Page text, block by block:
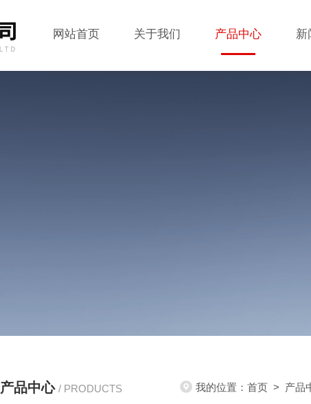
网站首页 关于我们 产品中心 新
产品中心 / PRODUCTS 我的位置： 首页 > 产品